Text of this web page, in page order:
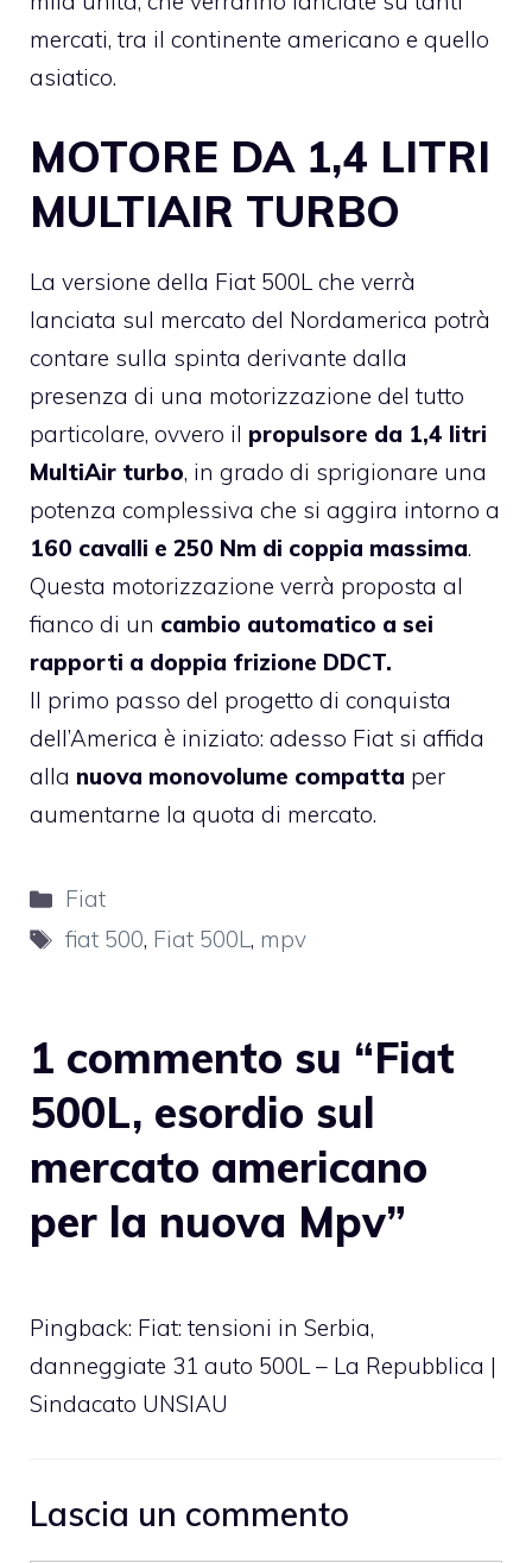
mercati, tra il continente americano e quello
asiatico.
MOTORE DA 1,4 LITRI
MULTIAIR TURBO
La versione della Fiat 500L che verrà
lanciata sul mercato del Nordamerica potrà
contare sulla spinta derivante dalla
presenza di una motorizzazione del tutto
particolare, ovvero il propulsore da 1,4 litri
MultiAir turbo, in grado di sprigionare una
potenza complessiva che si aggira intorno a
160 cavalli e 250 Nm di coppia massima.
Questa motorizzazione verrà proposta al
fianco di un cambio automatico a sei
rapporti a doppia frizione DDCT.
Il primo passo del progetto di conquista
dell’America è iniziato: adesso Fiat si affida
alla nuova monovolume compatta per
aumentarne la quota di mercato.
Categorie
Fiat
Tag
fiat 500, Fiat 500L, mpv
1 commento su “Fiat
500L, esordio sul
mercato americano
per la nuova Mpv”
Pingback: Fiat: tensioni in Serbia,
danneggiate 31 auto 500L – La Repubblica |
Sindacato UNSIAU
Lascia un commento